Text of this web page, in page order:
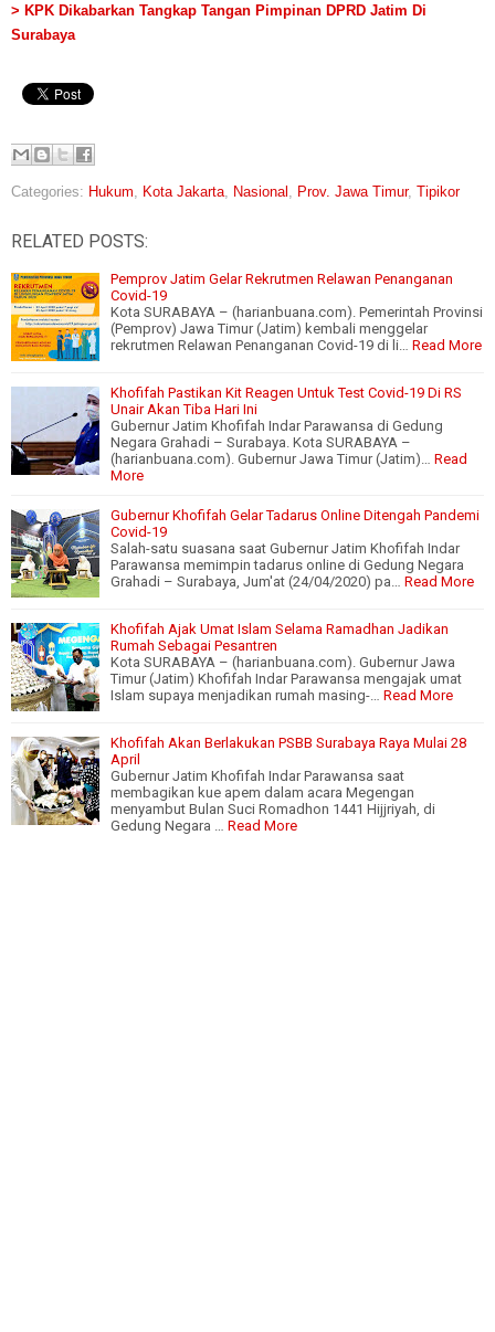
> KPK Dikabarkan Tangkap Tangan Pimpinan DPRD Jatim Di
Surabaya
Categories: Hukum, Kota Jakarta, Nasional , Prov. Jawa Timur, Tipikor
RELATED POSTS:
Pemprov Jatim Gelar Rekrutmen Relawan Penanganan
Covid-19
Kota SURABAYA – (harianbuana.com). Pemerintah Provinsi
(Pemprov) Jawa Timur (Jatim) kembali menggelar
rekrutmen Relawan Penanganan Covid-19 di li… Read More
Khofifah Pastikan Kit Reagen Untuk Test Covid-19 Di RS
Unair Akan Tiba Hari Ini
Gubernur Jatim Khofifah Indar Parawansa di Gedung
Negara Grahadi – Surabaya. Kota SURABAYA –
(harianbuana.com). Gubernur Jawa Timur (Jatim)… Read
More
Gubernur Khofifah Gelar Tadarus Online Ditengah Pandemi
Covid-19
Salah-satu suasana saat Gubernur Jatim Khofifah Indar
Parawansa memimpin tadarus online di Gedung Negara
Grahadi – Surabaya, Jum'at (24/04/2020) pa… Read More
Khofifah Ajak Umat Islam Selama Ramadhan Jadikan
Rumah Sebagai Pesantren
Kota SURABAYA – (harianbuana.com). Gubernur Jawa
Timur (Jatim) Khofifah Indar Parawansa mengajak umat
Islam supaya menjadikan rumah masing-… Read More
Khofifah Akan Berlakukan PSBB Surabaya Raya Mulai 28
April
Gubernur Jatim Khofifah Indar Parawansa saat
membagikan kue apem dalam acara Megengan
menyambut Bulan Suci Romadhon 1441 Hijjriyah, di
Gedung Negara … Read More